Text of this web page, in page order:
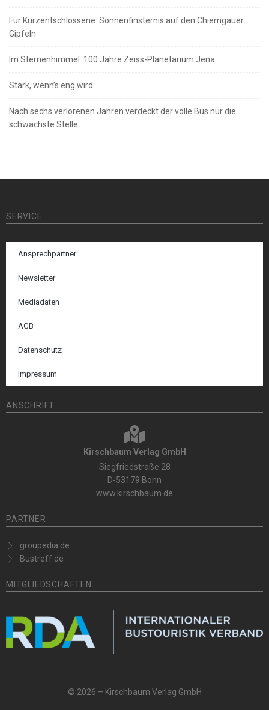
Für Kurzentschlossene: Sonnenfinsternis auf den Chiemgauer
Gipfeln
Im Sternenhimmel: 100 Jahre Zeiss-Planetarium Jena
Stark, wenn’s eng wird
Nach sechs verlorenen Jahren verdeckt der volle Bus nur die
schwächste Stelle
SERVICE
Ansprechpartner
Newsletter
Mediadaten
AGB
Datenschutz
Impressum
ANSCHRIFT
Kirschbaum Verlag GmbH
Siegfriedstraße 28
D-53179 Bonn
www.kirschbaum.de
PARTNER
groupedia.de
Bustreff.de
MITGLIEDSCHAFTEN
© 2026 – Kirschbaum Verlag GmbH